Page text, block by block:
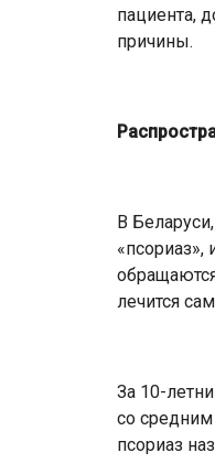
пациента,
причины.
В
«псориаз»,
лечится
За 10-
со средним
псориаз